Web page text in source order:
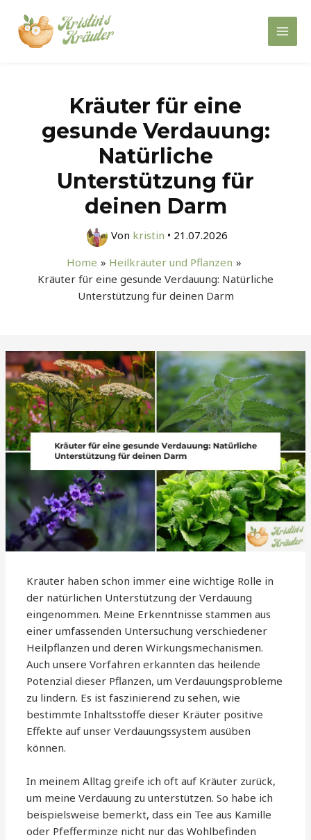
Inhalt
springen
Main
Kräuter für eine
gesunde Verdauung:
Natürliche
Unterstützung für
deinen Darm
Von kristin • 21.07.2026
Home
Heilkräuter und Pflanzen
Kräuter für eine gesunde Verdauung: Natürliche
Unterstützung für deinen Darm
Kräuter haben schon immer eine wichtige Rolle in
der natürlichen Unterstützung der Verdauung
eingenommen. Meine Erkenntnisse stammen aus
einer umfassenden Untersuchung verschiedener
Heilpflanzen und deren Wirkungsmechanismen.
Auch unsere Vorfahren erkannten das heilende
Potenzial dieser Pflanzen, um Verdauungsprobleme
zu lindern. Es ist faszinierend zu sehen, wie
bestimmte Inhaltsstoffe dieser Kräuter positive
Effekte auf unser Verdauungssystem ausüben
können.
In meinem Alltag greife ich oft auf Kräuter zurück,
um meine Verdauung zu unterstützen. So habe ich
beispielsweise bemerkt, dass ein Tee aus Kamille
oder Pfefferminze nicht nur das Wohlbefinden